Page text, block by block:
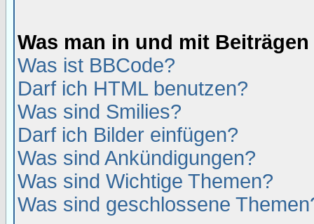
Was man in und mit
Was ist BBCode?
Darf ich HTML benutzen?
Was sind Smilies?
Darf ich Bilder einfügen?
Was sind Ankündigungen?
Was sind Wichtige Themen?
Was sind geschlossene